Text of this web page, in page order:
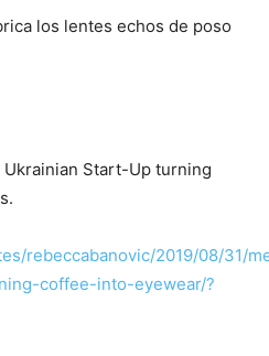
los lentes echos de poso
Ukrainian Start-Up turning
rebeccabanovic/2019/08/31/
coffee-into-eyewear/?